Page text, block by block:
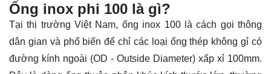
Ống inox phi 100 là gì?
Tại thị trường Việt Nam, ống inox 100 là cách gọi thông
dân gian và phổ biến để chỉ các loại ống thép không gỉ có
đường kính ngoài (OD - Outside Diameter) xấp xỉ 100mm.